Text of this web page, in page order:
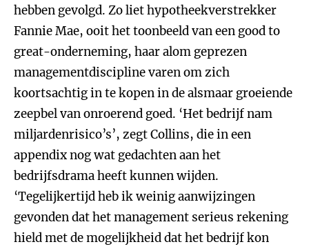
hebben gevolgd. Zo liet hypotheekverstrekker
Fannie Mae, ooit het toonbeeld van een good to
great-onderneming, haar alom geprezen
managementdiscipline varen om zich
koortsachtig in te kopen in de alsmaar groeiende
zeepbel van onroerend goed. ‘Het bedrijf nam
miljardenrisico’s’, zegt Collins, die in een
appendix nog wat gedachten aan het
bedrijfsdrama heeft kunnen wijden.
‘Tegelijkertijd heb ik weinig aanwijzingen
gevonden dat het management serieus rekening
hield met de mogelijkheid dat het bedrijf kon